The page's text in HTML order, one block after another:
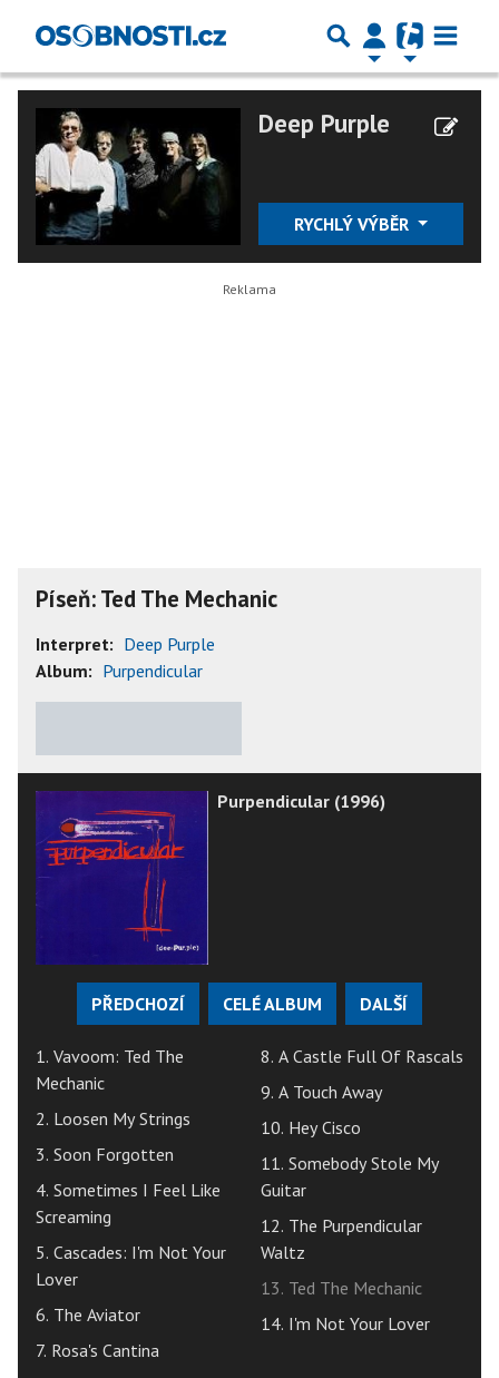
Deep Purple
RYCHLÝ VÝBĚR
Píseň: Ted The Mechanic
Interpret: Deep Purple
Album: Purpendicular
Purpendicular (1996)
PŘEDCHOZÍ CELÉ ALBUM DALŠÍ
1. Vavoom: Ted The
Mechanic
2. Loosen My Strings
3. Soon Forgotten
4. Sometimes I Feel Like
Screaming
5. Cascades: I'm Not Your
Lover
6. The Aviator
7. Rosa's Cantina
8. A Castle Full Of Rascals
9. A Touch Away
10. Hey Cisco
11. Somebody Stole My
Guitar
12. The Purpendicular
Waltz
13. Ted The Mechanic
14. I'm Not Your Lover